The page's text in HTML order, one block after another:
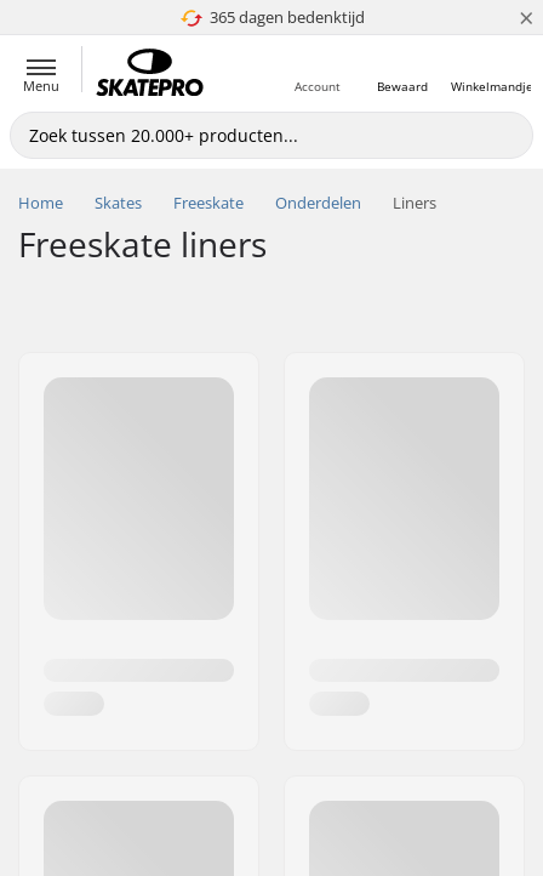
365 dagen bedenktijd
4.8 van 5 ×
Menu Winkelmandje
Bewaard
Account
Home Skates Freeskate Onderdelen Liners
Freeskate liners